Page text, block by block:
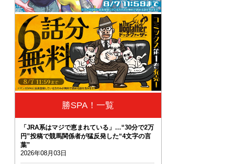
勝SPA！一覧
「JRA系はマジで恵まれている」…“30分で2万
円”投稿で競馬関係者が猛反発した“4文字の言
葉”
2026年08月03日